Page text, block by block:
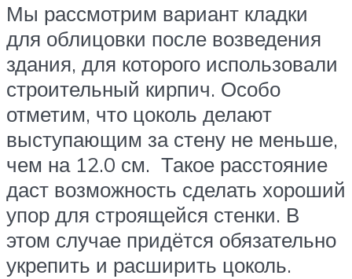
Мы рассмотрим вариант кладки
для облицовки после возведения
здания, для которого использовали
строительный кирпич. Особо
отметим, что цоколь делают
выступающим за стену не меньше,
чем на 12.0 см. Такое расстояние
даст возможность сделать хороший
упор для строящейся стенки. В
этом случае придётся обязательно
укрепить и расширить цоколь.